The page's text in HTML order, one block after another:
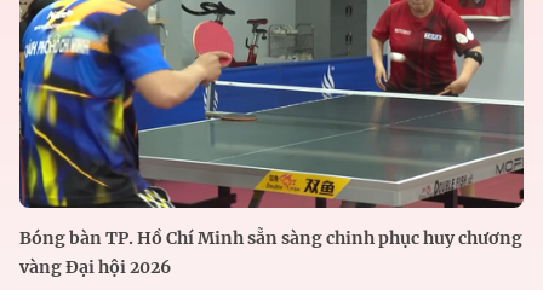
Bóng bàn TP. Hồ Chí Minh sẵn sàng chinh phục huy chương
vàng Đại hội 2026